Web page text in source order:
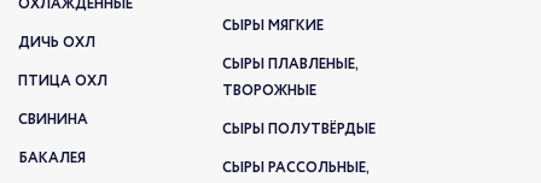
ОХЛАЖДЕННЫЕ
ДИЧЬ ОХЛ
ПТИЦА ОХЛ
СВИНИНА
БАКАЛЕЯ
СЫРЫ МЯГКИЕ
СЫРЫ ПЛАВЛЕНЫЕ,
ТВОРОЖНЫЕ
СЫРЫ ПОЛУТВЁРДЫЕ
СЫРЫ РАССОЛЬНЫЕ,